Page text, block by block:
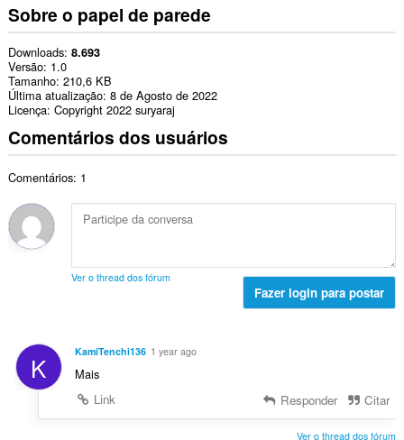
Sobre o papel de parede
Downloads 8.693
Versão 1.0
Tamanho 210,6 KB
Última atualização 8 de Agosto de 2022
Licença Copyright 2022 suryaraj
Comentários dos usuários
Comentários: 1
Ver o thread dos fórum
Fazer login para postar
K KamiTenchi136 1 year ago
Mais
Link
Responder Citar
Ver o thread dos fórum